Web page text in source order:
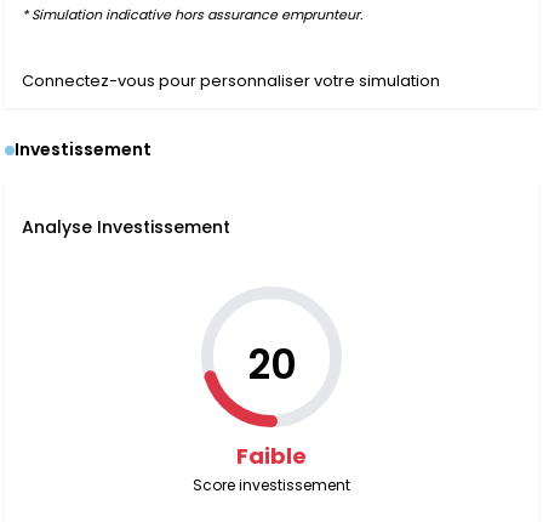
* Simulation indicative hors assurance emprunteur.
Connectez-vous pour personnaliser votre simulation
Investissement
Analyse Investissement
20
Faible
Score investissement